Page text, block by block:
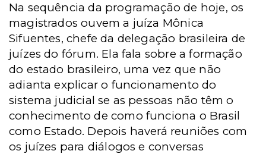
Na sequência da programação de hoje, os
magistrados ouvem a juíza Mônica
Sifuentes, chefe da delegação brasileira de
juízes do fórum. Ela fala sobre a formação
do estado brasileiro, uma vez que não
adianta explicar o funcionamento do
sistema judicial se as pessoas não têm o
conhecimento de como funciona o Brasil
como Estado. Depois haverá reuniões com
os juízes para diálogos e conversas